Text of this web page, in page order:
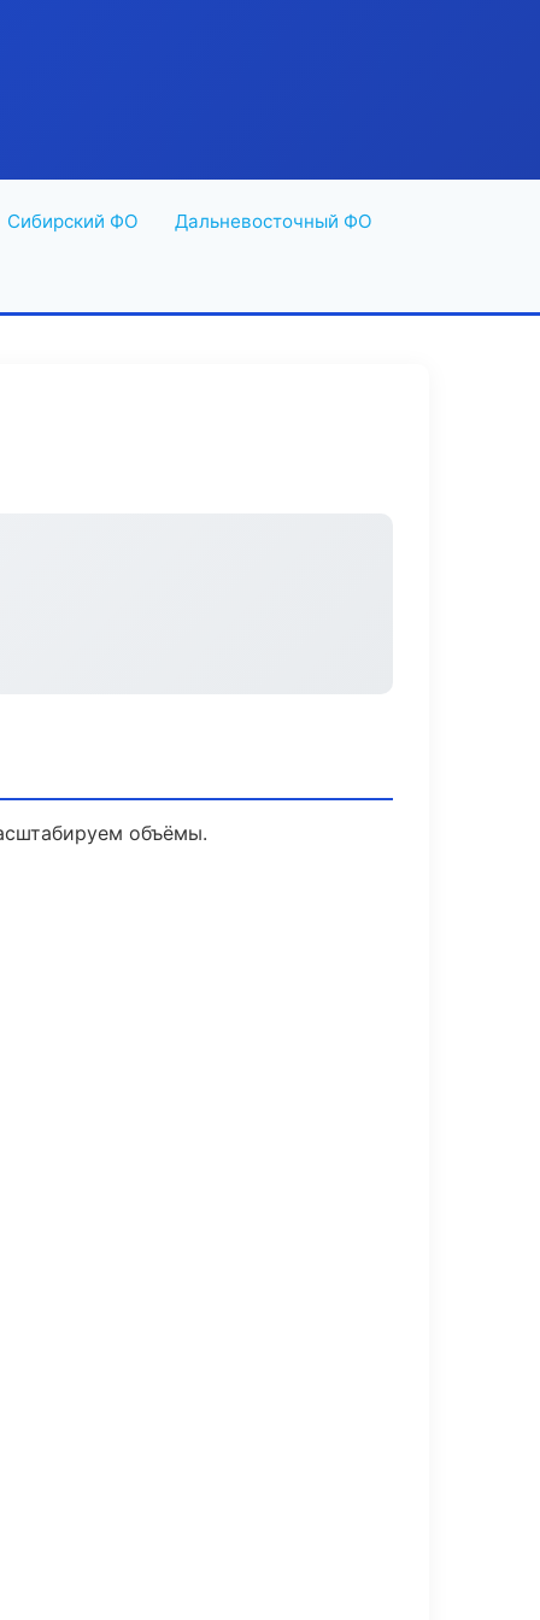
Сибирский ФО Дальневосточный ФО
объёмы.